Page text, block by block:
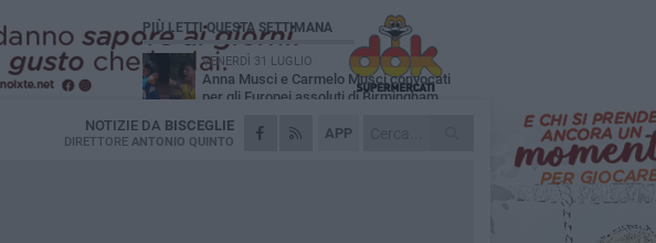
APP
NOTIZIE DA BISCEGLIE
DIRETTORE ANTONIO QUINTO
PIÙ LETTI QUESTA SETTIMANA
VENERDÌ 31 LUGLIO
Anna Musci e Carmelo Musci convocati
per gli Europei assoluti di Birmingham
LUNEDÌ 3 AGOSTO
Simone Franceschi, una solida certezza